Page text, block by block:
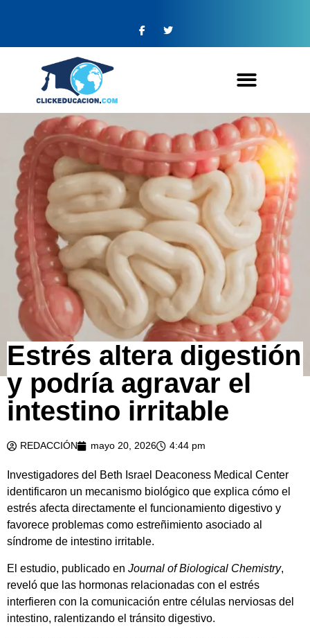
Estrés altera digestión
y podría agravar el
intestino irritable
REDACCIÓN mayo 20, 2026 4:44 pm
Investigadores del Beth Israel Deaconess Medical Center
identificaron un mecanismo biológico que explica cómo el
estrés afecta directamente el funcionamiento digestivo y
favorece problemas como estreñimiento asociado al
síndrome de intestino irritable.
El estudio, publicado en Journal of Biological Chemistry,
reveló que las hormonas relacionadas con el estrés
interfieren con la comunicación entre células nerviosas del
intestino, ralentizando el tránsito digestivo.